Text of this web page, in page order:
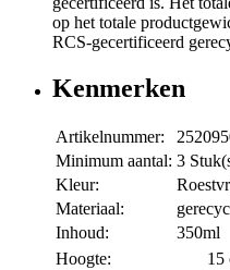
op het totale
RCS‑gecertificeerd
Kenmerken
Artikelnummer:
Minimum aantal: 3
Kleur:
Materiaal:
Inhoud:
350ml
Hoogte:
15